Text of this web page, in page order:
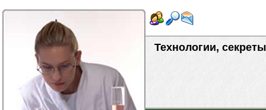
Технологии,